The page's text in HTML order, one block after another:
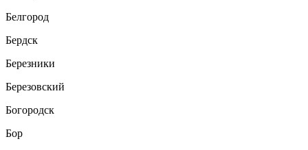
Белгород
Бердск
Березники
Березовский
Богородск
Бор